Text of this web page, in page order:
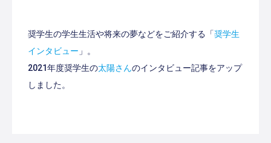
奨学生の学生生活や将来の夢などをご紹介する「奨学生
インタビュー 」。
2021年度奨学生の太陽さんのインタビュー記事をアップ
しました。